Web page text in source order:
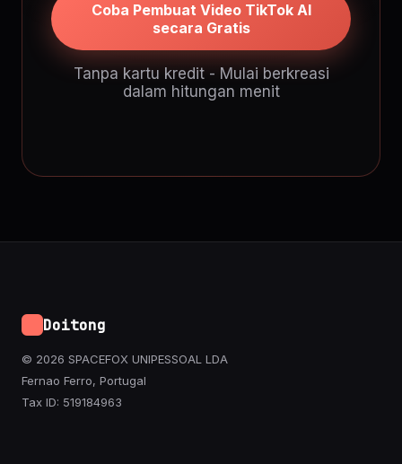
Coba Pembuat Video TikTok AI
secara Gratis
Tanpa kartu kredit - Mulai berkreasi
dalam hitungan menit
Doitong
© 2026 SPACEFOX UNIPESSOAL LDA
Fernao Ferro, Portugal
Tax ID: 519184963